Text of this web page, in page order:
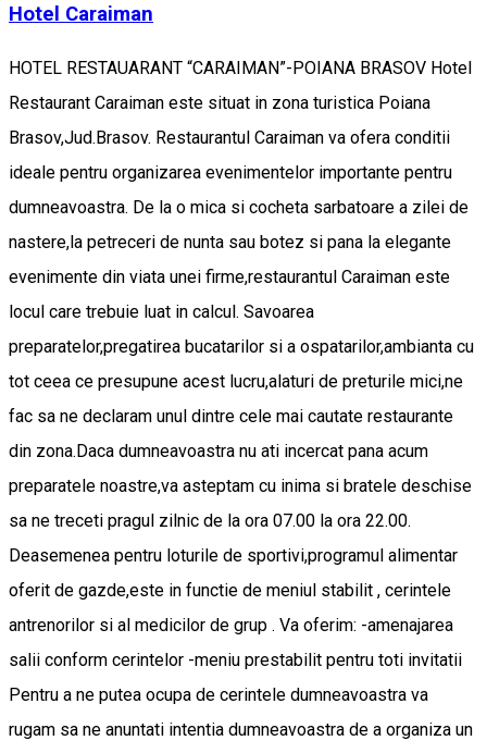
Hotel Caraiman
HOTEL RESTAUARANT “CARAIMAN”-POIANA BRASOV Hotel
Restaurant Caraiman este situat in zona turistica Poiana
Brasov,Jud.Brasov. Restaurantul Caraiman va ofera conditii
ideale pentru organizarea evenimentelor importante pentru
dumneavoastra. De la o mica si cocheta sarbatoare a zilei de
nastere,la petreceri de nunta sau botez si pana la elegante
evenimente din viata unei firme,restaurantul Caraiman este
locul care trebuie luat in calcul. Savoarea
preparatelor,pregatirea bucatarilor si a ospatarilor,ambianta cu
tot ceea ce presupune acest lucru,alaturi de preturile mici,ne
fac sa ne declaram unul dintre cele mai cautate restaurante
din zona.Daca dumneavoastra nu ati incercat pana acum
preparatele noastre,va asteptam cu inima si bratele deschise
sa ne treceti pragul zilnic de la ora 07.00 la ora 22.00.
Deasemenea pentru loturile de sportivi,programul alimentar
oferit de gazde,este in functie de meniul stabilit , cerintele
antrenorilor si al medicilor de grup . Va oferim: -amenajarea
salii conform cerintelor -meniu prestabilit pentru toti invitatii
Pentru a ne putea ocupa de cerintele dumneavoastra va
rugam sa ne anuntati intentia dumneavoastra de a organiza un